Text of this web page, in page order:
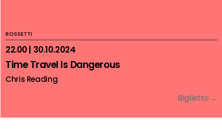
ROSSETTI
22.00 | 30.10.2024
Time Travel Is Dangerous
Chris Reading
Biglietto →